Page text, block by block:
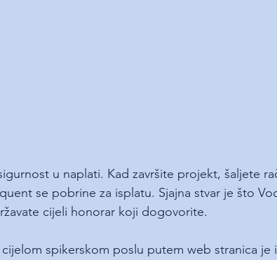
u naplati. Kad završite projekt, šaljete
se pobrine za isplatu. Sjajna stvar je što
cijeli honorar koji dogovorite.
spikerskom poslu putem web stranica je